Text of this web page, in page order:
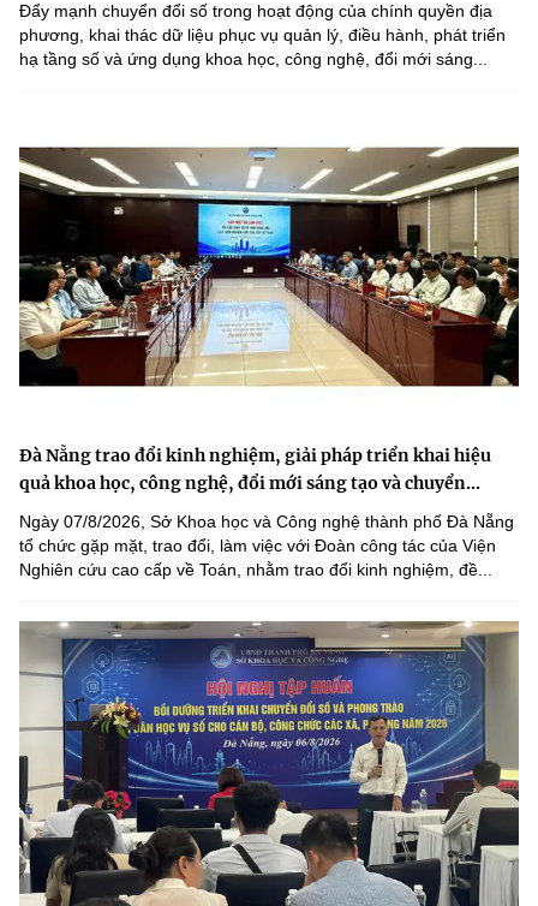
Đẩy mạnh chuyển đổi số trong hoạt động của chính quyền địa
phương, khai thác dữ liệu phục vụ quản lý, điều hành, phát triển
hạ tầng số và ứng dụng khoa học, công nghệ, đổi mới sáng...
Đà Nẵng trao đổi kinh nghiệm, giải pháp triển khai hiệu
quả khoa học, công nghệ, đổi mới sáng tạo và chuyển...
Ngày 07/8/2026, Sở Khoa học và Công nghệ thành phố Đà Nẵng
tổ chức gặp mặt, trao đổi, làm việc với Đoàn công tác của Viện
Nghiên cứu cao cấp về Toán, nhằm trao đổi kinh nghiệm, đề...